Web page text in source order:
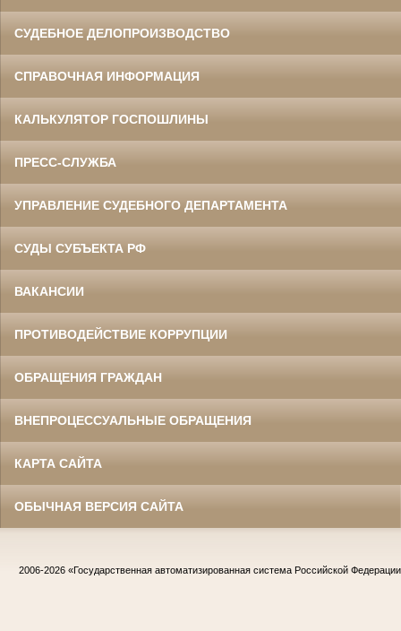
СУДЕБНОЕ ДЕЛОПРОИЗВОДСТВО
СПРАВОЧНАЯ ИНФОРМАЦИЯ
КАЛЬКУЛЯТОР ГОСПОШЛИНЫ
ПРЕСС-СЛУЖБА
УПРАВЛЕНИЕ СУДЕБНОГО ДЕПАРТАМЕНТА
СУДЫ СУБЪЕКТА РФ
ВАКАНСИИ
ПРОТИВОДЕЙСТВИЕ КОРРУПЦИИ
ОБРАЩЕНИЯ ГРАЖДАН
ВНЕПРОЦЕССУАЛЬНЫЕ ОБРАЩЕНИЯ
КАРТА САЙТА
ОБЫЧНАЯ ВЕРСИЯ САЙТА
2006-2026 «Государственная автоматизированная система Российской